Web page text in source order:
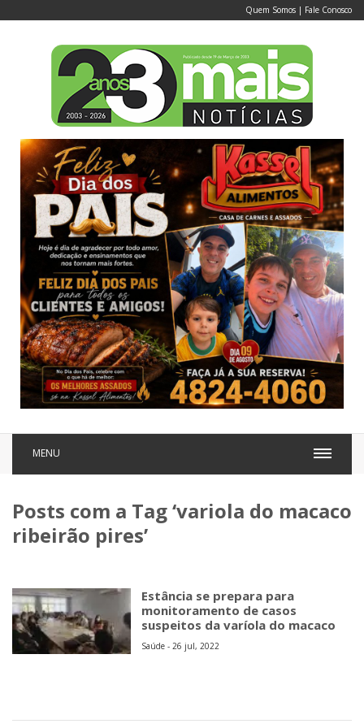
Quem Somos | Fale Conosco
MENU
Posts com a Tag ‘variola do macaco
ribeirão pires’
Estância se prepara para
monitoramento de casos
suspeitos da varíola do macaco
Saúde - 26 jul, 2022